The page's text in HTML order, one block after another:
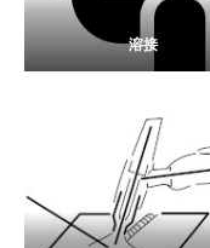
溶接